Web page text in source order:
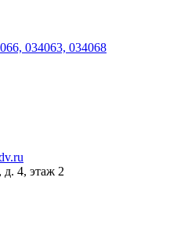
034063, 034068
4, этаж 2